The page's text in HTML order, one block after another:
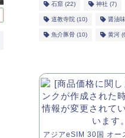
石窟(22) 神社(7)
道教寺院(10) 醤油味
魚介豚骨(10) 黄河
アジアeSIM 30国 オー